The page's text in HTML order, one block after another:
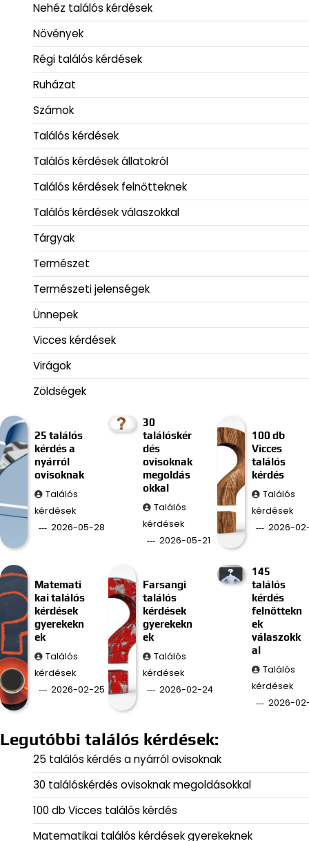
Nehéz találós kérdések
Növények
Régi találós kérdések
Ruházat
Számok
Találós kérdések
Találós kérdések állatokról
Találós kérdések felnőtteknek
Találós kérdések válaszokkal
Tárgyak
Természet
Természeti jelenségek
Ünnepek
Vicces kérdések
Virágok
Zöldségek
25 találós
kérdés a
nyárról
ovisoknak
Találós
kérdések
2026-05-28
30
találóskér
dés
ovisoknak
megoldás
okkal
Találós
kérdések
2026-05-21
100 db
Vicces
találós
kérdés
Találós
kérdések
2026-
Matemati
kai találós
kérdések
gyerekekn
ek
Találós
kérdések
2026-02-25
Farsangi
találós
kérdések
gyerekekn
ek
Találós
kérdések
2026-02-24
145
találós
kérdés
felnőttekn
ek
válaszokk
al
Találós
kérdések
2026-
Legutóbbi találós kérdések:
25 találós kérdés a nyárról ovisoknak
30 találóskérdés ovisoknak megoldásokkal
100 db Vicces találós kérdés
Matematikai találós kérdések gyerekeknek